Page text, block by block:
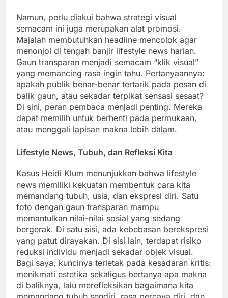
Namun, perlu diakui bahwa strategi visual
semacam ini juga merupakan alat promosi.
Majalah membutuhkan headline mencolok agar
menonjol di tengah banjir lifestyle news harian.
Gaun transparan menjadi semacam “klik visual”
yang memancing rasa ingin tahu. Pertanyaannya:
apakah publik benar-benar tertarik pada pesan di
balik gaun, atau sekadar terpikat sensasi sesaat?
Di sini, peran pembaca menjadi penting. Mereka
dapat memilih untuk berhenti pada permukaan,
atau menggali lapisan makna lebih dalam.
Lifestyle News, Tubuh, dan Refleksi Kita
Kasus Heidi Klum menunjukkan bahwa lifestyle
news memiliki kekuatan membentuk cara kita
memandang tubuh, usia, dan ekspresi diri. Satu
foto dengan gaun transparan mampu
memantulkan nilai-nilai sosial yang sedang
bergerak. Di satu sisi, ada kebebasan berekspresi
yang patut dirayakan. Di sisi lain, terdapat risiko
reduksi individu menjadi sekadar objek visual.
Bagi saya, kuncinya terletak pada kesadaran kritis:
menikmati estetika sekaligus bertanya apa makna
di baliknya, lalu merefleksikan bagaimana kita